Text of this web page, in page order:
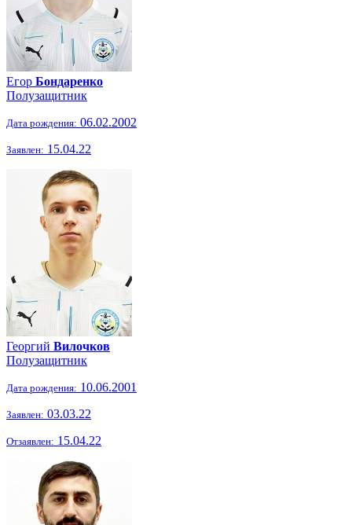
Егор Бондаренко
Полузащитник
Дата рождения: 06.02.2002
Заявлен: 15.04.22
Георгий Вилочков
Полузащитник
Дата рождения: 10.06.2001
Заявлен: 03.03.22
Отзаявлен: 15.04.22